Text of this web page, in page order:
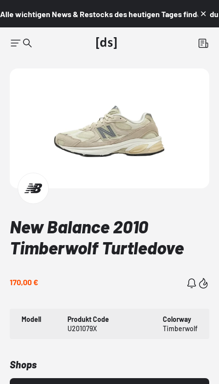
Alle wichtigen News & Restocks des heutigen Tages findest du
New Balance 2010
Timberwolf Turtledove
170,00 €
Modell
Produkt Code
U201079X
Colorway
Timberwolf
Shops